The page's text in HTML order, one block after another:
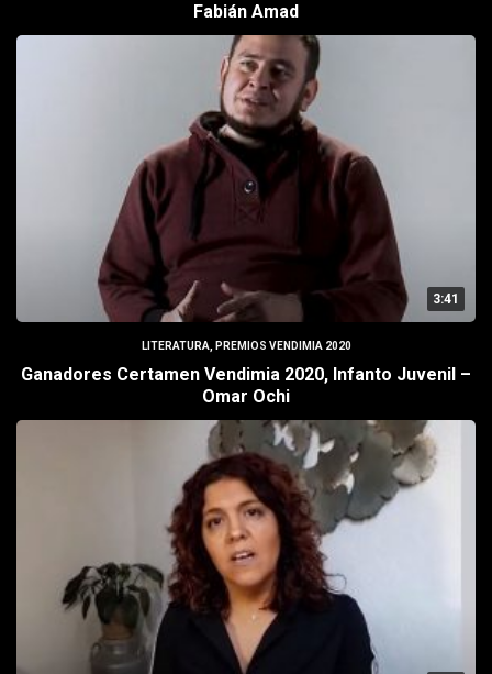
Fabián Amad
3:41
LITERATURA, PREMIOS VENDIMIA 2020
Ganadores Certamen Vendimia 2020, Infanto Juvenil –
Omar Ochi